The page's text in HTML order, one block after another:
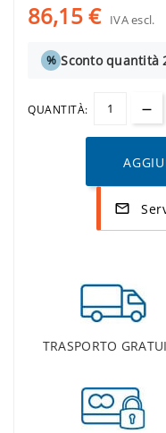
86,15 € IVA escl.
% Sconto quantità
QUANTITÀ:
mail_outline
TRASPORTO